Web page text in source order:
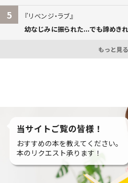
5
リベンジ・ラブ
幼なじみに振られた...でも諦めきれ
もっと見る
当サイトご覧の皆様！
おすすめの本を教えてください。
本のリクエスト承ります！